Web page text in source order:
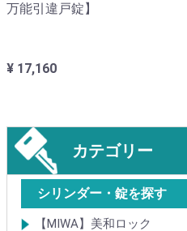
万能引違戸錠】
¥ 17,160
カテゴリー
シリンダー・錠を探す
【MIWA】美和ロック